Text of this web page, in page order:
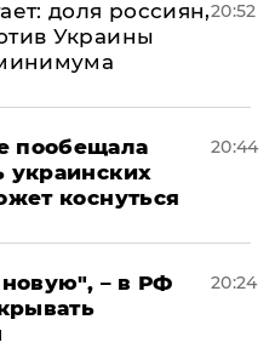
доля россиян,
Украины
20:52
пообещала
украинских
коснуться
20:44
новую", – в РФ
20:24